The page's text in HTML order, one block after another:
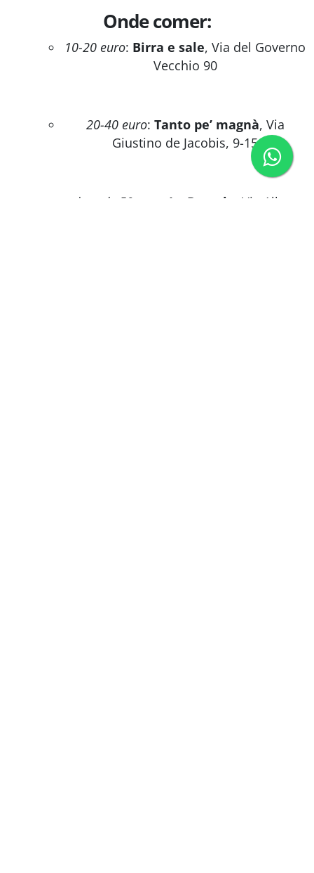
Onde comer:
10-20 euro: Birra e sale, Via del Governo
Vecchio 90
20-40 euro: Tanto pe’ magnà, Via
Giustino de Jacobis, 9-15
acima de 50 euro La Pergola
, Via Alberto